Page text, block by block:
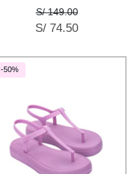
S/ 149.00
S/ 74.50
-50%